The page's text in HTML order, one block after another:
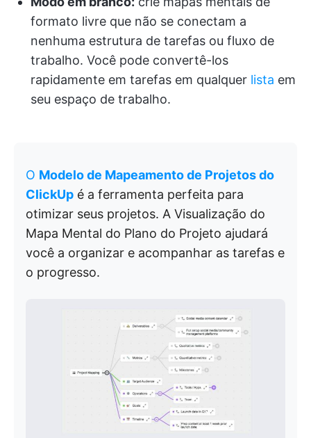
formato livre que não se conectam a
nenhuma estrutura de tarefas ou fluxo de
trabalho. Você pode convertê-los
rapidamente em tarefas em qualquer lista em
seu espaço de trabalho.
O Modelo de Mapeamento de Projetos do
ClickUp é a ferramenta perfeita para
otimizar seus projetos. A Visualização do
Mapa Mental do Plano do Projeto ajudará
você a organizar e acompanhar as tarefas e
o progresso.